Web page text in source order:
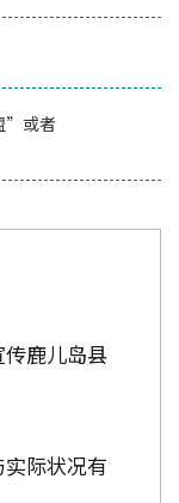
”或者
鹿儿岛县
际状况有